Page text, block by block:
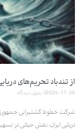
از تندباد تحریم‌های
2024-11-20 بدون دیدگاه
دریایی ایران، نقش حیاتی در